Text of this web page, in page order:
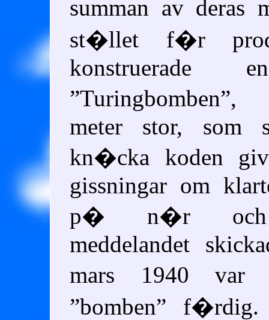
summan av deras
st�llet f�r
konstruerade
Turingbomben
meter stor, som
kn�cka koden
gissningar om
p� n�r och
meddelandet
mars 1940 var
bomben
f�rdig.